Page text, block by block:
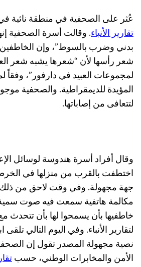
عُثر على الصحفية في منطقة نائية
تقارير الأنباء. وقالت أسرة الصحفية
بدني وضرب بالسوط”، وإن الخاطفين
شعر رأسها لأن “شعرها يشبه شعر
لمجموعات العبيد في دارفور”، وفقاً
المؤيدة للديمقراطية. والصحفية
لتتعافى من إصاباتها.
وقال أفراد أسرة هندوسة لوسائل
اختطفت بالقرب من منزلها في
جهة مجهولة. وفي وقت لاحق من ذلك
مكالمة هاتفية سمعت فيه صوت
خاطفيها بأن يسمحوا لها بأن تتحدث
لتقارير الأنباء. وفي اليوم التالي
نصية مجهولة المصدر تقول إن
الأمن والمخابرات الوطني، حسب